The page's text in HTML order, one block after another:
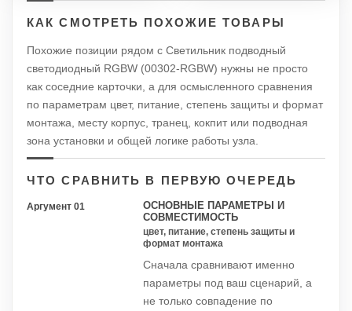
КАК СМОТРЕТЬ ПОХОЖИЕ ТОВАРЫ
Похожие позиции рядом с Светильник подводный
светодиодный RGBW (00302-RGBW) нужны не просто
как соседние карточки, а для осмысленного сравнения
по параметрам цвет, питание, степень защиты и формат
монтажа, месту корпус, транец, кокпит или подводная
зона установки и общей логике работы узла.
ЧТО СРАВНИТЬ В ПЕРВУЮ ОЧЕРЕДЬ
Аргумент 01
ОСНОВНЫЕ ПАРАМЕТРЫ И
СОВМЕСТИМОСТЬ
цвет, питание, степень защиты и
формат монтажа
Сначала сравнивают именно
параметры под ваш сценарий, а
не только совпадение по